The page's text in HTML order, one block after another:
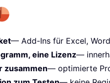
— Add-Ins für Excel,
eine Lizenz—
zusammen— optimierte